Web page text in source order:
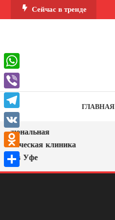
Перейти
к
Сейчас в тренде
ГЛАВНАЯ
клиника
Уфе
WhatsApp
Viber
Telegram
VK
Odnoklassniki
Отправить